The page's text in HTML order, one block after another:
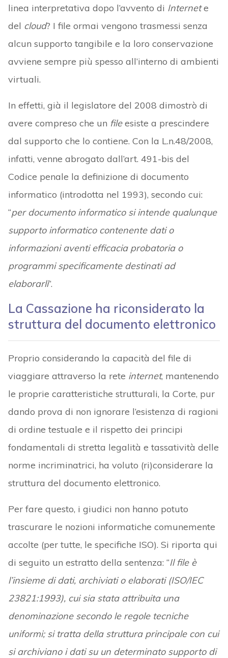
linea interpretativa dopo l’avvento di Internete
del cloud? I file ormai vengono trasmessi senza
alcun supporto tangibile e la loro conservazione
avviene sempre più spesso all’interno di ambienti
virtuali.
In effetti, già il legislatore del 2008 dimostrò di
avere compreso che un fileesiste a prescindere
dal supporto che lo contiene. Con la L.n.48/2008,
infatti, venne abrogato dall’art. 491-bis del
Codice penale la definizione di documento
informatico (introdotta nel 1993), secondo cui:
“per documento informatico si intende qualunque
supporto informatico contenente dati o
informazioni aventi efficacia probatoria o
programmi specificamente destinati ad
elaborarli”.
La Cassazione ha riconsiderato la
struttura del documento elettronico
Proprio considerando la capacità del file di
viaggiare attraverso la rete internet, mantenendo
le proprie caratteristiche strutturali, la Corte, pur
dando prova di non ignorare l’esistenza di ragioni
di ordine testuale e il rispetto dei principi
fondamentali di stretta legalità e tassatività delle
norme incriminatrici, ha voluto (ri)considerare la
struttura del documento elettronico.
Per fare questo, i giudici non hanno potuto
trascurare le nozioni informatiche comunemente
accolte (per tutte, le specifiche ISO). Si riporta qui
di seguito un estratto della sentenza: “Il file è
l’insieme di dati, archiviati o elaborati (ISO/IEC
23821:1993), cui sia stata attribuita una
denominazione secondo le regole tecniche
uniformi; si tratta della struttura principale con cui
si archiviano i dati su un determinato supporto di